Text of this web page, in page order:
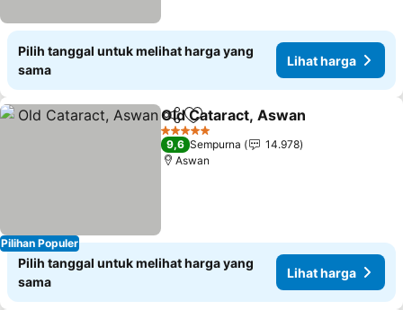
Pilih tanggal untuk melihat harga yang
sama
Lihat harga
Pilihan Populer
BagikanTambahkan ke favorit
Old Cataract, Aswan
5 Bintang
9,6 Sempurna
14.978
Aswan
Pilih tanggal untuk melihat harga yang
sama
Lihat harga